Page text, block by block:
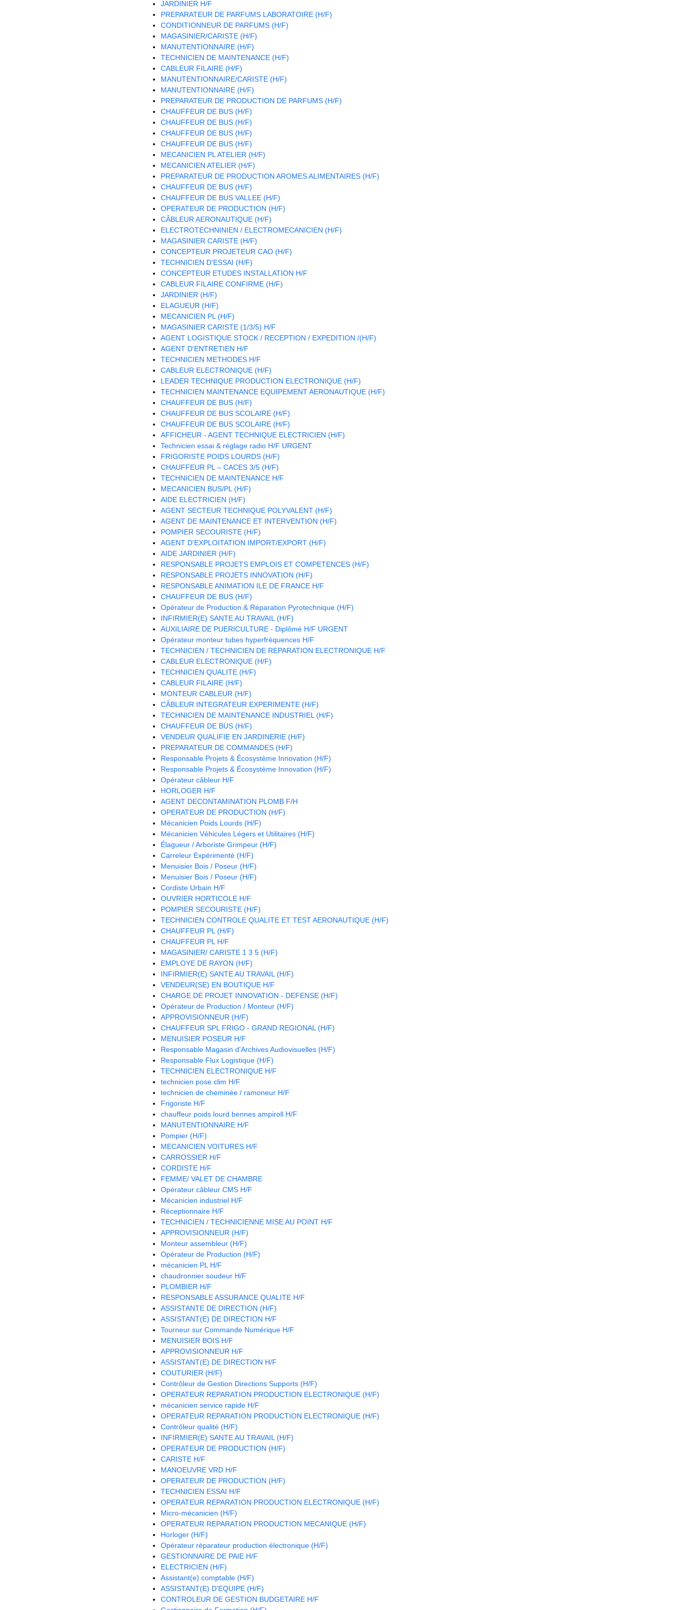
JARDINIER H/F
PREPARATEUR DE PARFUMS LABORATOIRE (H/F)
CONDITIONNEUR DE PARFUMS (H/F)
MAGASINIER/CARISTE (H/F)
MANUTENTIONNAIRE (H/F)
TECHNICIEN DE MAINTENANCE (H/F)
CABLEUR FILAIRE (H/F)
MANUTENTIONNAIRE/CARISTE (H/F)
MANUTENTIONNAIRE (H/F)
PREPARATEUR DE PRODUCTION DE PARFUMS (H/F)
CHAUFFEUR DE BUS (H/F)
CHAUFFEUR DE BUS (H/F)
CHAUFFEUR DE BUS (H/F)
CHAUFFEUR DE BUS (H/F)
MECANICIEN PL ATELIER (H/F)
MECANICIEN ATELIER (H/F)
PREPARATEUR DE PRODUCTION AROMES ALIMENTAIRES (H/F)
CHAUFFEUR DE BUS (H/F)
CHAUFFEUR DE BUS VALLEE (H/F)
OPERATEUR DE PRODUCTION (H/F)
CÂBLEUR AERONAUTIQUE (H/F)
ELECTROTECHNINIEN / ELECTROMECANICIEN (H/F)
MAGASINIER CARISTE (H/F)
CONCEPTEUR PROJETEUR CAO (H/F)
TECHNICIEN D'ESSAI (H/F)
CONCEPTEUR ETUDES INSTALLATION H/F
CABLEUR FILAIRE CONFIRME (H/F)
JARDINIER (H/F)
ELAGUEUR (H/F)
MECANICIEN PL (H/F)
MAGASINIER CARISTE (1/3/5) H/F
AGENT LOGISTIQUE STOCK / RECEPTION / EXPEDITION /(H/F)
AGENT D'ENTRETIEN H/F
TECHNICIEN METHODES H/F
CABLEUR ELECTRONIQUE (H/F)
LEADER TECHNIQUE PRODUCTION ELECTRONIQUE (H/F)
TECHNICIEN MAINTENANCE EQUIPEMENT AERONAUTIQUE (H/F)
CHAUFFEUR DE BUS (H/F)
CHAUFFEUR DE BUS SCOLAIRE (H/F)
CHAUFFEUR DE BUS SCOLAIRE (H/F)
AFFICHEUR - AGENT TECHNIQUE ELECTRICIEN (H/F)
Technicien essai & réglage radio H/F URGENT
FRIGORISTE POIDS LOURDS (H/F)
CHAUFFEUR PL – CACES 3/5 (H/F)
TECHNICIEN DE MAINTENANCE H/F
MECANICIEN BUS/PL (H/F)
AIDE ELECTRICIEN (H/F)
AGENT SECTEUR TECHNIQUE POLYVALENT (H/F)
AGENT DE MAINTENANCE ET INTERVENTION (H/F)
POMPIER SECOURISTE (H/F)
AGENT D'EXPLOITATION IMPORT/EXPORT (H/F)
AIDE JARDINIER (H/F)
RESPONSABLE PROJETS EMPLOIS ET COMPETENCES (H/F)
RESPONSABLE PROJETS INNOVATION (H/F)
RESPONSABLE ANIMATION ILE DE FRANCE H/F
CHAUFFEUR DE BUS (H/F)
Opérateur de Production & Réparation Pyrotechnique (H/F)
INFIRMIER(E) SANTE AU TRAVAIL (H/F)
AUXILIAIRE DE PUERICULTURE - Diplômé H/F URGENT
Opérateur monteur tubes hyperfréquences H/F
TECHNICIEN / TECHNICIEN DE REPARATION ELECTRONIQUE H/F
CABLEUR ELECTRONIQUE (H/F)
TECHNICIEN QUALITE (H/F)
CABLEUR FILAIRE (H/F)
MONTEUR CABLEUR (H/F)
CÂBLEUR INTEGRATEUR EXPERIMENTE (H/F)
TECHNICIEN DE MAINTENANCE INDUSTRIEL (H/F)
CHAUFFEUR DE BUS (H/F)
VENDEUR QUALIFIE EN JARDINERIE (H/F)
PREPARATEUR DE COMMANDES (H/F)
Responsable Projets & Écosystème Innovation (H/F)
Responsable Projets & Écosystème Innovation (H/F)
Opérateur câbleur H/F
HORLOGER H/F
AGENT DECONTAMINATION PLOMB F/H
OPERATEUR DE PRODUCTION (H/F)
Mécanicien Poids Lourds (H/F)
Mécanicien Véhicules Légers et Utilitaires (H/F)
Élagueur / Arboriste Grimpeur (H/F)
Carreleur Expérimenté (H/F)
Menuisier Bois / Poseur (H/F)
Menuisier Bois / Poseur (H/F)
Cordiste Urbain H/F
OUVRIER HORTICOLE H/F
POMPIER SECOURISTE (H/F)
TECHNICIEN CONTROLE QUALITE ET TEST AERONAUTIQUE (H/F)
CHAUFFEUR PL (H/F)
CHAUFFEUR PL H/F
MAGASINIER/ CARISTE 1 3 5 (H/F)
EMPLOYE DE RAYON (H/F)
INFIRMIER(E) SANTE AU TRAVAIL (H/F)
VENDEUR(SE) EN BOUTIQUE H/F
CHARGE DE PROJET INNOVATION - DEFENSE (H/F)
Opérateur de Production / Monteur (H/F)
APPROVISIONNEUR (H/F)
CHAUFFEUR SPL FRIGO - GRAND REGIONAL (H/F)
MENUISIER POSEUR H/F
Responsable Magasin d'Archives Audiovisuelles (H/F)
Responsable Flux Logistique (H/F)
TECHNICIEN ELECTRONIQUE H/F
technicien pose clim H/F
technicien de cheminée / ramoneur H/F
Frigoriste H/F
chauffeur poids lourd bennes ampiroll H/F
MANUTENTIONNAIRE H/F
Pompier (H/F)
MECANICIEN VOITURES H/F
CARROSSIER H/F
CORDISTE H/F
FEMME/ VALET DE CHAMBRE
Opérateur câbleur CMS H/F
Mécanicien industriel H/F
Réceptionnaire H/F
TECHNICIEN / TECHNICIENNE MISE AU POINT H/F
APPROVISIONNEUR (H/F)
Monteur assembleur (H/F)
Opérateur de Production (H/F)
mécanicien PL H/F
chaudronnier soudeur H/F
PLOMBIER H/F
RESPONSABLE ASSURANCE QUALITE H/F
ASSISTANTE DE DIRECTION (H/F)
ASSISTANT(E) DE DIRECTION H/F
Tourneur sur Commande Numérique H/F
MENUISIER BOIS H/F
APPROVISIONNEUR H/F
ASSISTANT(E) DE DIRECTION H/F
COUTURIER (H/F)
Contrôleur de Gestion Directions Supports (H/F)
OPERATEUR REPARATION PRODUCTION ELECTRONIQUE (H/F)
mécanicien service rapide H/F
OPERATEUR REPARATION PRODUCTION ELECTRONIQUE (H/F)
Contrôleur qualité (H/F)
INFIRMIER(E) SANTE AU TRAVAIL (H/F)
OPERATEUR DE PRODUCTION (H/F)
CARISTE H/F
MANOEUVRE VRD H/F
OPERATEUR DE PRODUCTION (H/F)
TECHNICIEN ESSAI H/F
OPERATEUR REPARATION PRODUCTION ELECTRONIQUE (H/F)
Micro-mécanicien (H/F)
OPERATEUR REPARATION PRODUCTION MECANIQUE (H/F)
Horloger (H/F)
Opérateur réparateur production électronique (H/F)
GESTIONNAIRE DE PAIE H/F
ELECTRICIEN (H/F)
Assistant(e) comptable (H/F)
ASSISTANT(E) D'EQUIPE (H/F)
CONTROLEUR DE GESTION BUDGETAIRE H/F